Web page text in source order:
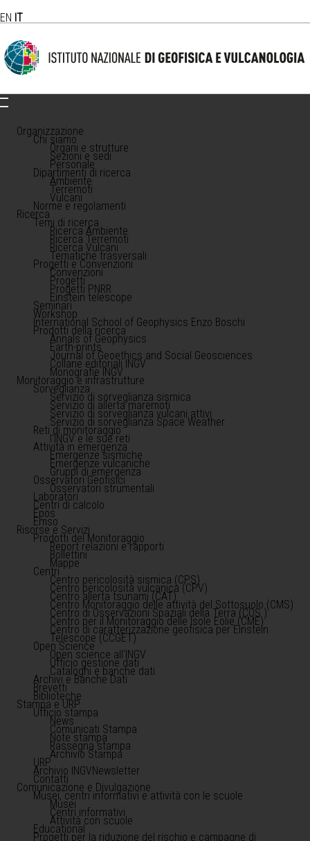
EN IT
Organizzazione
Chi siamo
Organi e strutture
Sezioni e sedi
Personale
Dipartimenti di ricerca
Ambiente
Terremoti
Vulcani
Norme e regolamenti
Ricerca
Temi di ricerca
Ricerca Ambiente
Ricerca Terremoti
Ricerca Vulcani
Tematiche trasversali
Progetti e Convenzioni
Convenzioni
Progetti
Progetti PNRR
Einstein telescope
Seminari
Workshop
International School of Geophysics Enzo Boschi
Prodotti della ricerca
Annals of Geophysics
Earth-prints
Journal of Geoethics and Social Geosciences
Collane editoriali INGV
Monografie INGV
Monitoraggio e infrastrutture
Sorveglianza
Servizio di sorveglianza sismica
Servizio di allerta maremoti
Servizio di sorveglianza vulcani attivi
Servizio di sorveglianza Space Weather
Reti di monitoraggio
l'INGV e le sue reti
Attività in emergenza
Emergenze sismiche
Emergenze vulcaniche
Gruppi di emergenza
Osservatori Geofisici
Osservatori strumentali
Laboratori
Centri di calcolo
Epos
Emso
Risorse e Servizi
Prodotti del Monitoraggio
Report relazioni e rapporti
Bollettini
Mappe
Centri
Centro pericolosità sismica (CPS)
Centro pericolosità vulcanica (CPV)
Centro allerta tsunami (CAT)
Centro Monitoraggio delle attività del Sottosuolo (CMS)
Centro di Osservazioni Spaziali della Terra (COS )
Centro per il Monitoraggio delle Isole Eolie (CME)
Centro di caratterizzazione geofisica per Einstein
Telescope (CCGET)
Open Science
Open science all'INGV
Ufficio gestione dati
Cataloghi e banche dati
Archivi e Banche Dati
Brevetti
Biblioteche
Stampa e URP
Ufficio stampa
News
Comunicati Stampa
Note stampa
Rassegna stampa
Archivio Stampa
URP
Archivio INGVNewsletter
Contatti
Comunicazione e Divulgazione
Musei, centri informativi e attività con le scuole
Musei
Centri informativi
Attività con scuole
Educational
Progetti per la riduzione del rischio e campagne di